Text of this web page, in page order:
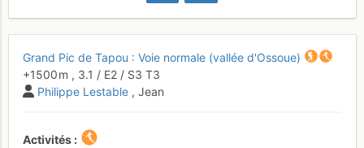
Grand Pic de Tapou : Voie normale (vallée d'Ossoue)
+1500 m , 3.1 / E2 / S3 T3
Philippe Lestable , Jean
Activités